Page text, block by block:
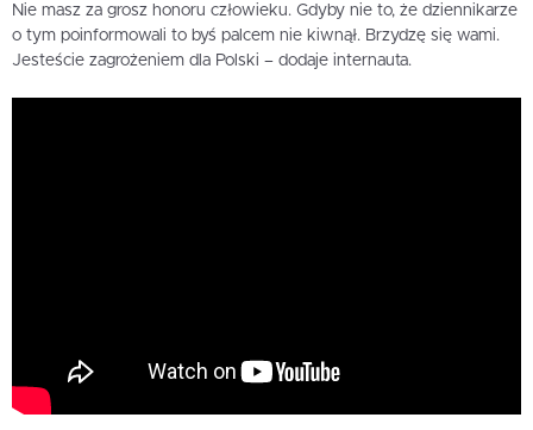
Nie masz za grosz honoru człowieku. Gdyby nie to, że dziennikarze
o tym poinformowali to byś palcem nie kiwnął. Brzydzę się wami.
Jesteście zagrożeniem dla Polski – dodaje internauta.